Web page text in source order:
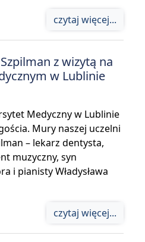
czytaj więcej...
z wizytą na
w Lublinie
Medyczny w Lublinie
Mury naszej uczelni
– lekarz dentysta,
muzyczny, syn
i pianisty Władysława
czytaj więcej...